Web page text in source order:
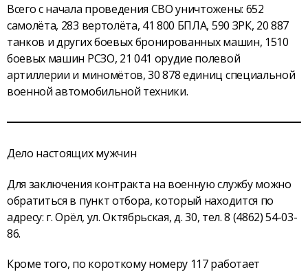
Всего с начала проведения СВО уничтожены: 652
самолёта, 283 вертолёта, 41 800 БПЛА, 590 ЗРК, 20 887
танков и других боевых бронированных машин, 1510
боевых машин РСЗО, 21 041 орудие полевой
артиллерии и миномётов, 30 878 единиц специальной
военной автомобильной техники.
Дело настоящих мужчин
Для заключения контракта на военную службу можно
обратиться в пункт отбора, который находится по
адресу: г. Орёл, ул. Октябрьская, д. 30, тел. 8 (4862) 54-03-
86.
Кроме того, по короткому номеру 117 работает